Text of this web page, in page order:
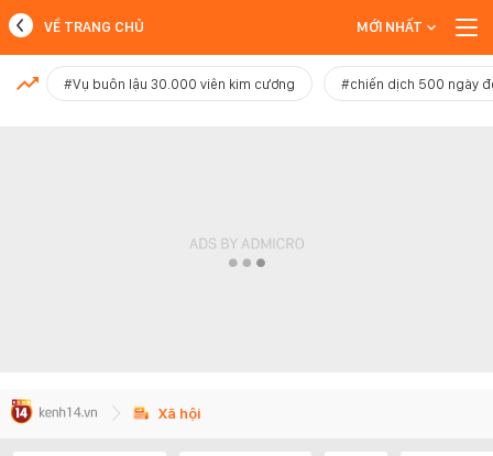
MỚI NHẤT
VỀ TRANG CHỦ MỚI NHẤT
#Vụ buôn lậu 30.000 viên kim cương #chiến dịch 500 ngày
Xã hội